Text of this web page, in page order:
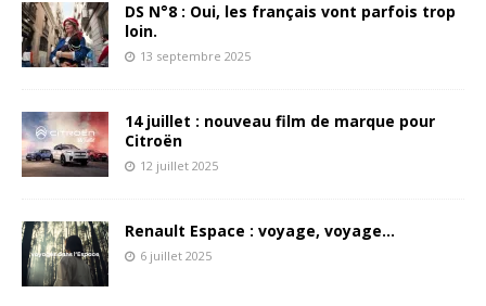
DS N°8 : Oui, les français vont parfois trop
loin.
13 septembre 2025
14 juillet : nouveau film de marque pour
Citroën
12 juillet 2025
Renault Espace : voyage, voyage…
6 juillet 2025